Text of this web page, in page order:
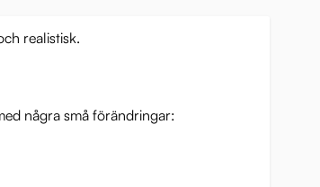
realistisk.
några små förändringar: